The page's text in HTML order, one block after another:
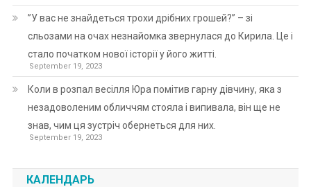
”У вас не знайдеться трохи дрібних грошей?” – зі
сльозами на очах незнайомка звернулася до Кирила. Це і
стало початком нової історії у його житті.
September 19, 2023
Коли в розпал весілля Юра помітив гарну дівчину, яка з
незадоволеним обличчям стояла і випивала, він ще не
знав, чим ця зустріч обернеться для них.
September 19, 2023
КАЛЕНДАРЬ